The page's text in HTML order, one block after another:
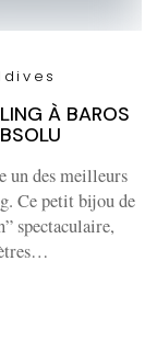
À BAROS
un des meilleurs
Ce petit bijou de
spectaculaire,